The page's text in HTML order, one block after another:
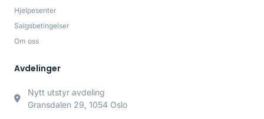
Hjelpesenter
Salgsbetingelser
Om oss
Avdelinger
Nytt utstyr avdeling
Gransdalen 29, 1054 Oslo